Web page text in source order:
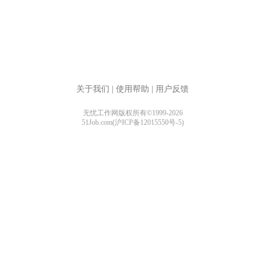
关于我们 使用帮助 用户反馈
无忧工作网版权所有©1999-2026
51Job.com(沪ICP备12015550号-5)